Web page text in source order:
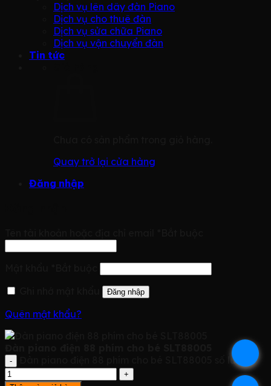
Dịch vụ lên dây đàn Piano
Dịch vụ cho thuê đàn
Dịch vụ sửa chữa Piano
Dịch vụ vận chuyển đàn
Tin tức
Quay trở lại cửa hàng
Đăng nhập
Đăng nhập
Quên mật khẩu?
Đàn piano điện 88 phím cho bé SLT88005 số lượng